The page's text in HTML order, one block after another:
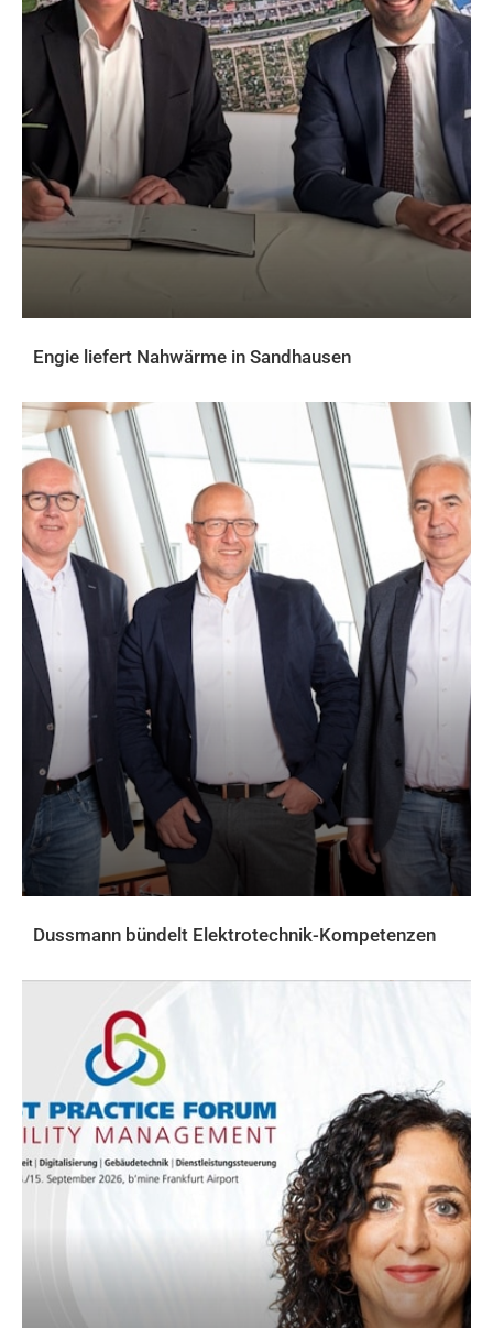
Engie liefert Nahwärme in Sandhausen
Dussmann bündelt Elektrotechnik-Kompetenzen